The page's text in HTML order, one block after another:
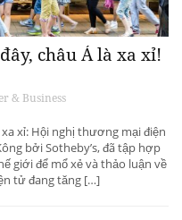
châu Á là xa xỉ!
& Business
xỉ: Hội nghị thương mại điện
bởi Sotheby’s, đã tập hợp
giới để mổ xẻ và thảo luận về
tử đang tăng […]